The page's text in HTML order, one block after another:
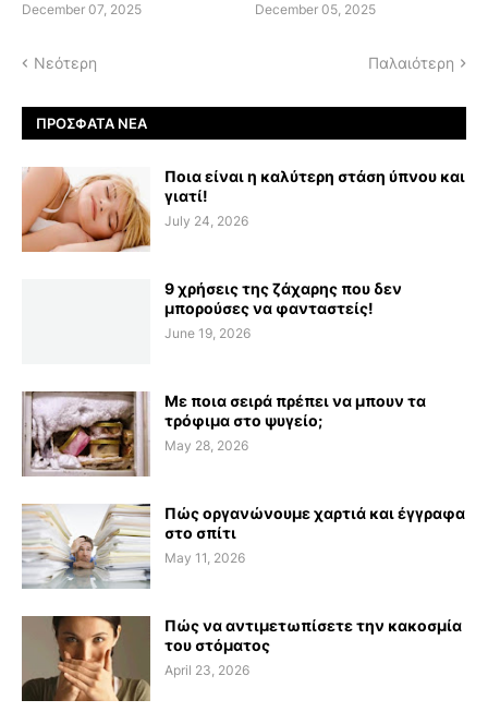
December 07, 2025 December 05, 2025
Νεότερη Παλαιότερη
ΠΡΌΣΦΑΤΑ ΝΈΑ
Ποια είναι η καλύτερη στάση ύπνου και
γιατί!
July 24, 2026
9 χρήσεις της ζάχαρης που δεν
μπορούσες να φανταστείς!
June 19, 2026
Με ποια σειρά πρέπει να μπουν τα
τρόφιμα στο ψυγείο;
May 28, 2026
Πώς οργανώνουμε χαρτιά και έγγραφα
στο σπίτι
May 11, 2026
Πώς να αντιμετωπίσετε την κακοσμία
του στόματος
April 23, 2026